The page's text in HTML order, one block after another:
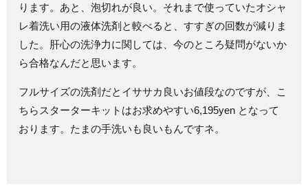
ります。あと、泡切れが良い。それまで使っていたオシャ
レ着洗い用の液体洗剤と較べると、すすぎの回数が減りま
した。肝心の洗浄力に関しては、今のところ疑問がないか
ら合格なんだと思います。
フルサイズの洗剤だとイササカ良いお値段なのですが、こ
ちらスターターキットはお求めやすい6,195yen となって
おります。たまの手洗いも良いもんですネ。